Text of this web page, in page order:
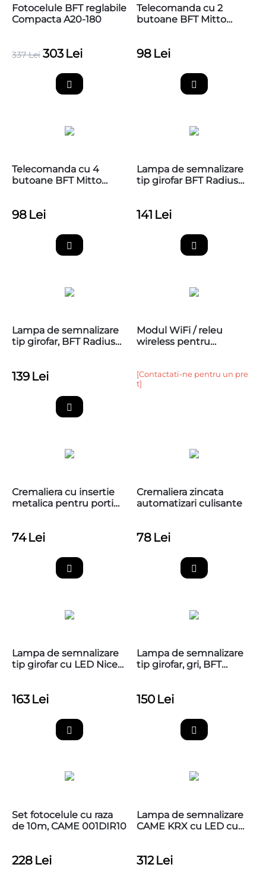
Fotocelule BFT reglabile
Compacta A20-180
337 Lei 303 Lei
Telecomanda cu 2
butoane BFT Mitto
98 Lei
Telecomanda cu 4
butoane BFT Mitto
98 Lei
Lampa de semnalizare
tip girofar BFT Radius
si bariere
141 Lei
Lampa de semnalizare
tip girofar, BFT Radius
139 Lei
Modul WiFi / releu
wireless pentru
[Contactati-ne pentru un pre
t]
Cremaliera cu insertie
metalica pentru porti
74 Lei
Cremaliera zincata
automatizari culisante
78 Lei
Lampa de semnalizare
tip girofar cu LED Nice
163 Lei
Lampa de semnalizare
tip girofar, gri, BFT
150 Lei
Set fotocelule cu raza
de 10m, CAME 001DIR10
228 Lei
Lampa de semnalizare
CAME KRX cu LED cu
312 Lei